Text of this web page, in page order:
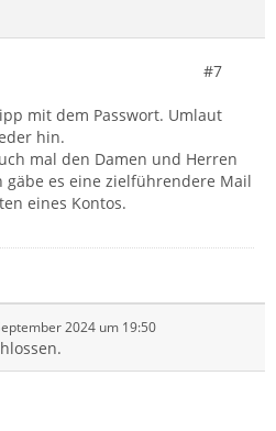
#7
mit dem Passwort. Umlaut
hin.
mal den Damen und Herren
es eine zielführendere Mail
eines Kontos.
2024 um 19:50